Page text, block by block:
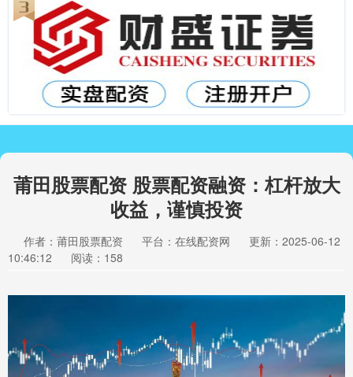
莆田股票配资 股票配资融资：杠杆放大
收益，谨慎投资
作者：莆田股票配资 平台：在线配资网
更新：2025-06-12
10:46:12
阅读：158